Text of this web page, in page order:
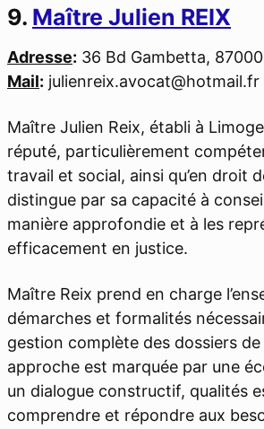
9. Maître Julien REIX
Adresse: 36 Bd Gambetta,
Mail: julienreix.avocat@hotmail.fr
Maître Julien Reix, établi à
réputé, particulièrement
travail et social, ainsi qu’en droit
distingue par sa capacité à
manière approfondie et à les
efficacement en justice.
Maître Reix prend en charge
démarches et formalités
gestion complète des dossiers
approche est marquée par une
un dialogue constructif, qualités
comprendre et répondre aux